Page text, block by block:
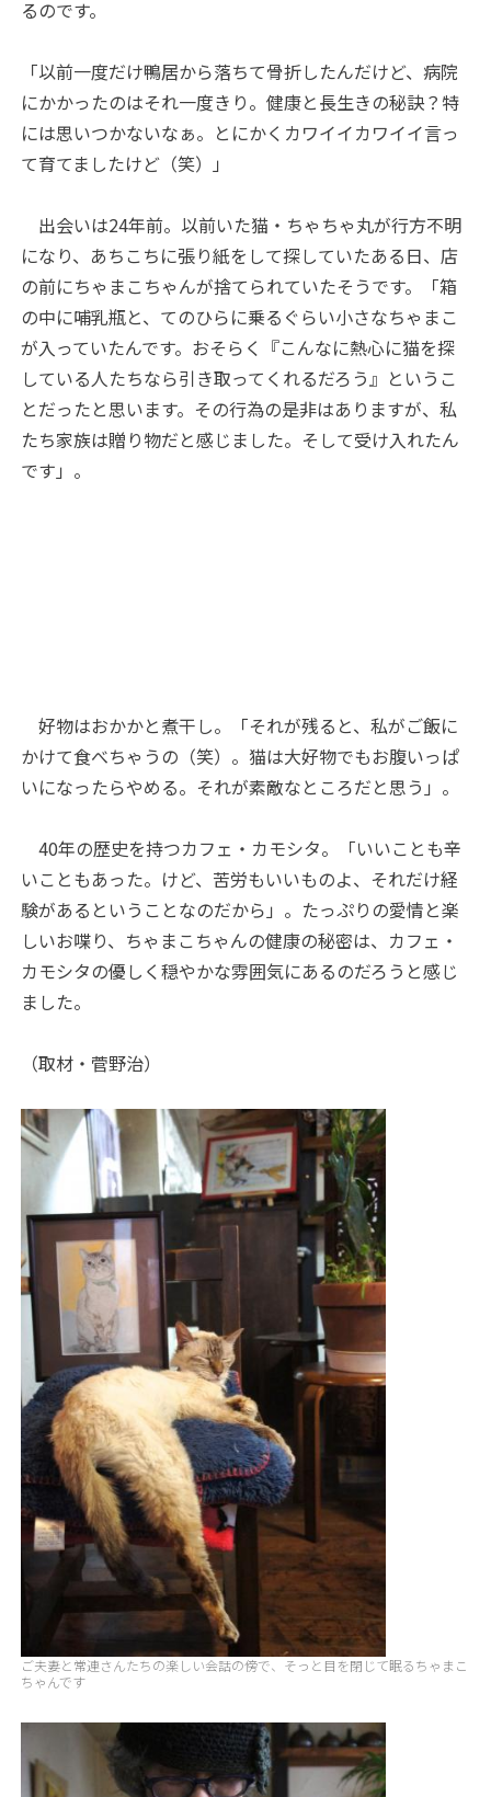
るのです。
「以前一度だけ鴨居から落ちて骨折したんだけど、病院
にかかったのはそれ一度きり。健康と長生きの秘訣？特
には思いつかないなぁ。とにかくカワイイカワイイ言っ
て育てましたけど（笑）」
出会いは24年前。以前いた猫・ちゃちゃ丸が行方不明
になり、あちこちに張り紙をして探していたある日、店
の前にちゃまこちゃんが捨てられていたそうです。「箱
の中に哺乳瓶と、てのひらに乗るぐらい小さなちゃまこ
が入っていたんです。おそらく『こんなに熱心に猫を探
している人たちなら引き取ってくれるだろう』というこ
とだったと思います。その行為の是非はありますが、私
たち家族は贈り物だと感じました。そして受け入れたん
です」。
好物はおかかと煮干し。「それが残ると、私がご飯に
かけて食べちゃうの（笑）。猫は大好物でもお腹いっぱ
いになったらやめる。それが素敵なところだと思う」。
40年の歴史を持つカフェ・カモシタ。「いいことも辛
いこともあった。けど、苦労もいいものよ、それだけ経
験があるということなのだから」。たっぷりの愛情と楽
しいお喋り、ちゃまこちゃんの健康の秘密は、カフェ・
カモシタの優しく穏やかな雰囲気にあるのだろうと感じ
ました。
（取材・菅野治）
ご夫妻と常連さんたちの楽しい会話の傍で、そっと目を閉じて眠るちゃまこ
ちゃんです